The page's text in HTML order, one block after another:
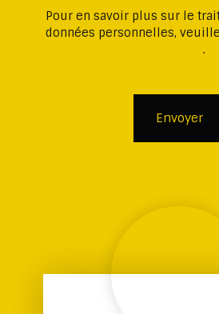
Pour en savoir plus sur le
données personnelles,
.
Envoyer